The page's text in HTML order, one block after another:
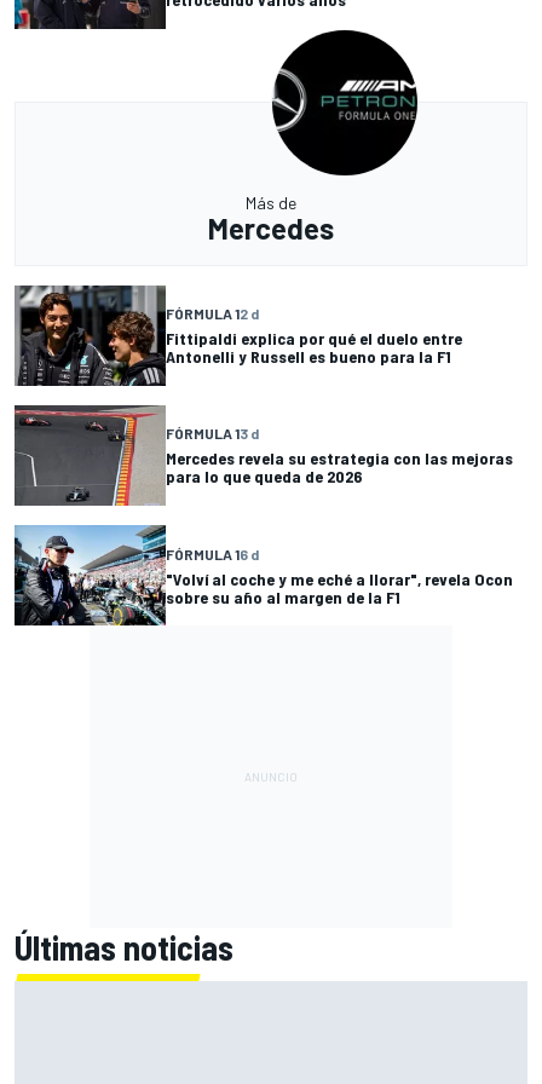
Más de
Mercedes
FÓRMULA 12 d
Fittipaldi explica por qué el duelo entre
Antonelli y Russell es bueno para la F1
FÓRMULA 13 d
Mercedes revela su estrategia con las mejoras
para lo que queda de 2026
FÓRMULA 16 d
"Volví al coche y me eché a llorar", revela Ocon
sobre su año al margen de la F1
Últimas noticias